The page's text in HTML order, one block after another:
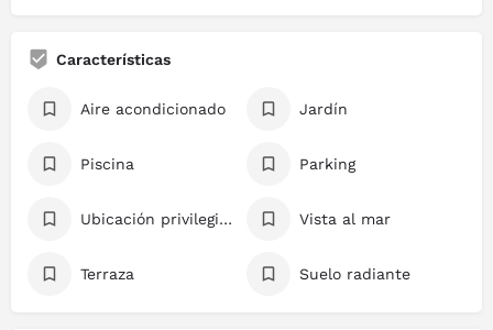
Características
Aire acondicionado Jardín
Piscina Parking
Ubicación privilegiada Vista al mar
Terraza Suelo radiante